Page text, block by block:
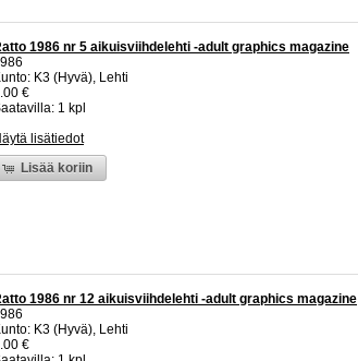
1986 nr 5 aikuisviihdelehti -adult graphics magazine
K3 (Hyvä), Lehti
€
1 kpl
lisätiedot
Lisää koriin
1986 nr 12 aikuisviihdelehti -adult graphics magazine
K3 (Hyvä), Lehti
€